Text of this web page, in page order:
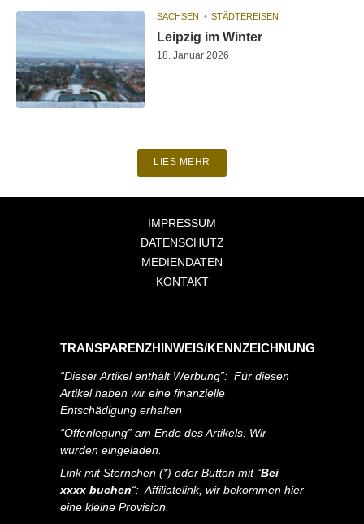
SACHSEN STÄDTEREISEN
Leipzig im Winter
18. Januar 2026
LIES MEHR
IMPRESSUM
DATENSCHUTZ
MEDIENDATEN
KONTAKT
TRANSPARENZHINWEIS/KENNZEICHNUNG
“Dieser Artikel enthält Werbung”: Für diesen
Artikel haben wir eine finanzielle
Entschädigung erhalten
“Offenlegung” am Ende des Artikels: Wir
wurden eingeladen.
Link mit Sternchen (*) oder Button mit “Bei
xxxx buchen“: Affiliatelink, wir bekommen hier
eine kleine Provision.